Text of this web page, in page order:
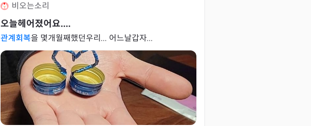
비오는소리
오늘헤어졌어요....
관계회복 을 몇개월째했던우리... 어느날갑자...